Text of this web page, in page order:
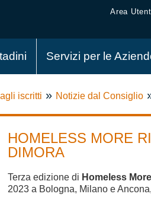
Area
Servizi per le
iscritti » Notizie dal Consiglio
HOMELESS MORE
DIMORA
Terza edizione di Homeless
2023 a Bologna, Milano e